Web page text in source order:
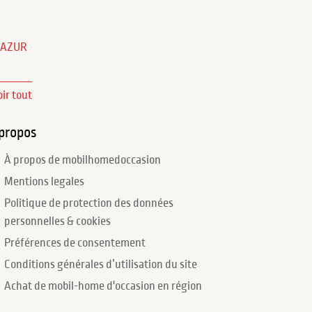
tout
À propos de mobilhomedoccasion
Mentions legales
Politique de protection des données
personnelles & cookies
Préférences de consentement
Conditions générales d’utilisation du site
Achat de mobil-home d'occasion en région